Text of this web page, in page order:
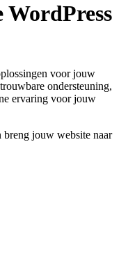
WordPress
voor jouw
ondersteuning,
ervaring voor jouw
breng jouw website naar